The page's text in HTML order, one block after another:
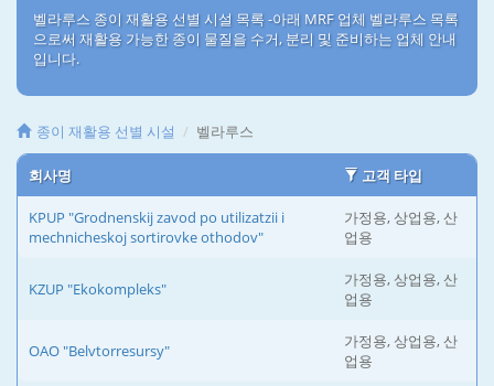
벨라루스 종이 재활용 선별 시설 목록 -아래 MRF 업체 벨라루스 목록
으로써 재활용 가능한 종이 물질을 수거, 분리 및 준비하는 업체 안내
입니다.
종이 재활용 선별 시설 벨라루스
회사명 고객 타입
KPUP "Grodnenskij zavod po utilizatzii i
mechnicheskoj sortirovke othodov"
가정용, 상업용, 산
업용
KZUP "Ekokompleks"
가정용, 상업용, 산
업용
OAO "Belvtorresursy"
가정용, 상업용, 산
업용